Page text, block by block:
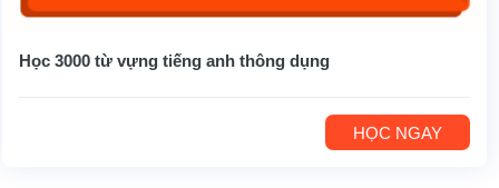
Học 3000 từ vựng tiếng anh thông dụng
HỌC NGAY